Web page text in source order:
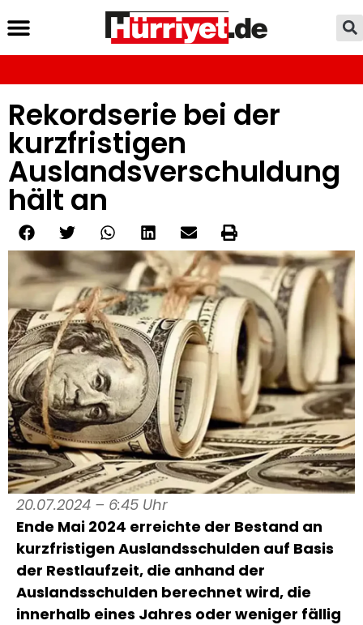
Rekordserie bei der
kurzfristigen
Auslandsverschuldung
hält an
20.07.2024 – 6:45 Uhr
Ende Mai 2024 erreichte der Bestand an
kurzfristigen Auslandsschulden auf Basis
der Restlaufzeit, die anhand der
Auslandsschulden berechnet wird, die
innerhalb eines Jahres oder weniger fällig